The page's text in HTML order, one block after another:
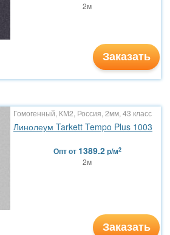
2м
Заказать
Гомогенный, КМ2, Россия, 2мм, 43 класс
Линолеум Tarkett Tempo Plus 1003
Оптот 1389.2р/м2
2м
Заказать